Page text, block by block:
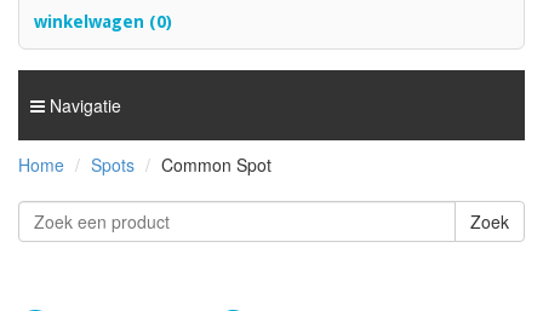
winkelwagen (0)
Navigatie
Home Spots Common Spot